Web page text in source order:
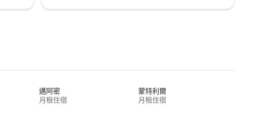
邁阿密
月租住宿
蒙特利爾
月租住宿